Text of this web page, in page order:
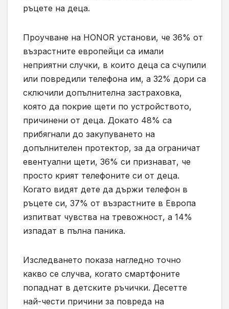
ръцете на деца.
Проучване на HONOR установи, че 36% от
възрастните европейци са имали
неприятни случки, в които деца са счупили
или повредили телефона им, а 32% дори са
сключили допълнителна застраховка,
която да покрие щети по устройството,
причинени от деца. Докато 48% са
прибягнали до закупуването на
допълнителен протектор, за да ограничат
евентуални щети, 36% си признават, че
просто крият телефоните си от деца.
Когато видят дете да държи телефон в
ръцете си, 37% от възрастните в Европа
изпитват чувства на тревожност, а 14%
изпадат в пълна паника.
Изследването показа нагледно точно
какво се случва, когато смартфоните
попаднат в детските ръчички. Десетте
най-чести причини за повреда на